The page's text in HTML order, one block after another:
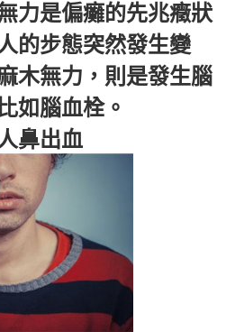
力是偏癱的先兆癥狀
的步態突然發生變
木無力，則是發生腦
如腦血栓。
鼻出血